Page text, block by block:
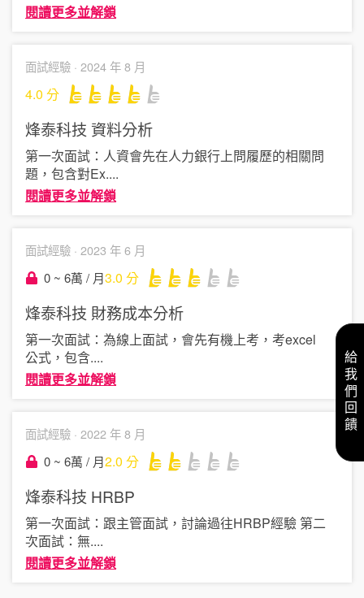
閱讀更多並解鎖
面試經驗 · 2024 年 8 月
4.0 分
烽泰科技 資料分析
第一次面試：人資會先在人力銀行上問履歷的相關問
題，包含對Ex....
閱讀更多並解鎖
面試經驗 · 2023 年 6 月
0 ~ 6萬 / 月3.0 分
烽泰科技 財務成本分析
第一次面試：為線上面試，會先有機上考，考excel
公式，包含....
閱讀更多並解鎖
面試經驗 · 2022 年 8 月
0 ~ 6萬 / 月2.0 分
烽泰科技 HRBP
第一次面試：跟主管面試，討論過往HRBP經驗 第二
次面試：無....
閱讀更多並解鎖
給我們回饋